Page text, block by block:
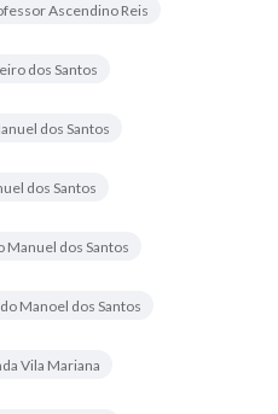
Ascendino Reis
dos Santos
dos Santos
dos Santos
Manuel dos Santos
Manoel dos Santos
Vila Mariana